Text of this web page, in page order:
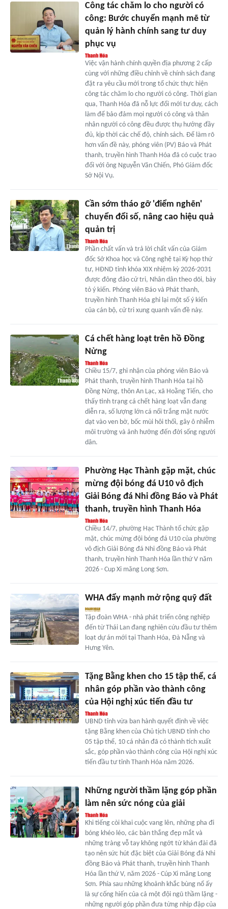
Công tác chăm lo cho người có
công: Bước chuyển mạnh mẽ từ
quản lý hành chính sang tư duy
phục vụ
Việc vận hành chính quyền địa phương 2 cấp
cùng với những điều chỉnh về chính sách đang
đặt ra yêu cầu mới trong tổ chức thực hiện
công tác chăm lo cho người có công. Thời gian
qua, Thanh Hóa đã nỗ lực đổi mới tư duy, cách
làm để bảo đảm mọi người có công và thân
nhân người có công đều được thụ hưởng đầy
đủ, kịp thời các chế độ, chính sách. Để làm rõ
hơn vấn đề này, phóng viên (PV) Báo và Phát
thanh, truyền hình Thanh Hóa đã có cuộc trao
đổi với ông Nguyễn Văn Chiến, Phó Giám đốc
Sở Nội Vụ.
Cần sớm tháo gỡ 'điểm nghẽn'
chuyển đổi số, nâng cao hiệu quả
quản trị
Phần chất vấn và trả lời chất vấn của Giám
đốc Sở Khoa học và Công nghệ tại Kỳ họp thứ
tư, HĐND tỉnh khóa XIX nhiệm kỳ 2026-2031
được đông đảo cử tri, Nhân dân theo dõi, bày
tỏ ý kiến. Phóng viên Báo và Phát thanh,
truyền hình Thanh Hóa ghi lại một số ý kiến
của cán bộ, cử tri xung quanh vấn đề này.
Cá chết hàng loạt trên hồ Đồng
Nửng
Chiều 15/7, ghi nhận của phóng viên Báo và
Phát thanh, truyền hình Thanh Hóa tại hồ
Đồng Nửng, thôn An Lạc, xã Hoằng Tiến, cho
thấy tình trạng cá chết hàng loạt vẫn đang
diễn ra, số lượng lớn cá nổi trắng mặt nước
dạt vào ven bờ, bốc mùi hôi thối, gây ô nhiễm
môi trường và ảnh hưởng đến đời sống người
dân.
Phường Hạc Thành gặp mặt, chúc
mừng đội bóng đá U10 vô địch
Giải Bóng đá Nhi đồng Báo và Phát
thanh, truyền hình Thanh Hóa
Chiều 14/7, phường Hạc Thành tổ chức gặp
mặt, chúc mừng đội bóng đá U10 của phường
vô địch Giải Bóng đá Nhi đồng Báo và Phát
thanh, truyền hình Thanh Hóa lần thứ V năm
2026 - Cup Xi măng Long Sơn.
WHA đẩy mạnh mở rộng quỹ đất
Tập đoàn WHA - nhà phát triển công nghiệp
đến từ Thái Lan đang nghiên cứu đầu tư thêm
loạt dự án mới tại Thanh Hóa, Đà Nẵng và
Hưng Yên.
Tặng Bằng khen cho 15 tập thể, cá
nhân góp phần vào thành công
của Hội nghị xúc tiến đầu tư
UBND tỉnh vừa ban hành quyết định về việc
tặng Bằng khen của Chủ tịch UBND tỉnh cho
05 tập thể, 10 cá nhân đã có thành tích xuất
sắc, góp phần vào thành công của Hội nghị xúc
tiến đầu tư tỉnh Thanh Hóa năm 2026.
Những người thầm lặng góp phần
làm nên sức nóng của giải
Khi tiếng còi khai cuộc vang lên, những pha đi
bóng khéo léo, các bàn thắng đẹp mắt và
những tràng vỗ tay không ngớt từ khán đài đã
tạo nên sức hút đặc biệt của Giải Bóng đá Nhi
đồng Báo và Phát thanh, truyền hình Thanh
Hóa lần thứ V, năm 2026 - Cúp Xi măng Long
Sơn. Phía sau những khoảnh khắc bùng nổ ấy
là sự cống hiến của cả một đội ngũ thầm lặng -
những người góp phần đưa từng nhịp đập của